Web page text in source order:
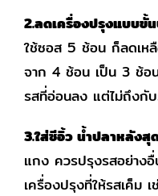
2.ลดเครื่องปรุงแบบขั้
ใช้ซอส 5 ช้อน ก็ลดเห
จาก 4 ช้อน เป็น 3 ช้อ
รสที่อ่อนลง แต่ไม่ถึงกั
3.ใส่ซีอิ้ว น้ำปลาหลัง
แกง ควรปรุงรสอย่างอื่
เครื่องปรุงที่ให้รสเค็ม